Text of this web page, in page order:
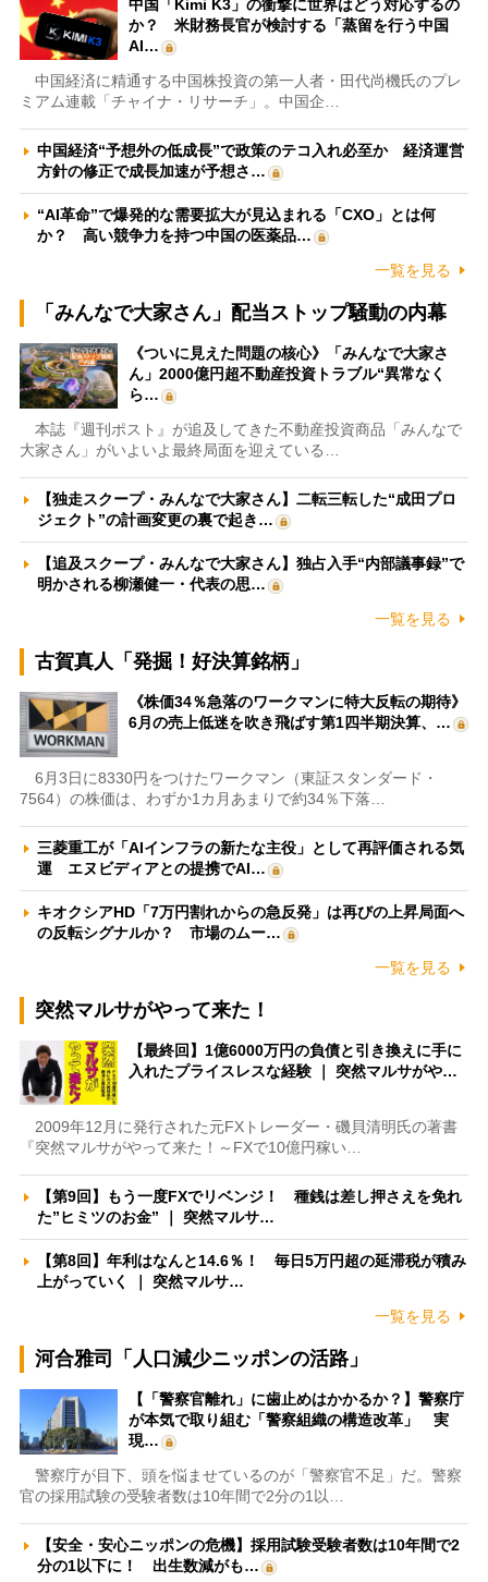
中国「Kimi K3」の衝撃に世界はどう対応するの
か？ 米財務長官が検討する「蒸留を行う中国
AI…
中国経済に精通する中国株投資の第一人者・田代尚機氏のプレ
ミアム連載「チャイナ・リサーチ」。中国企…
中国経済“予想外の低成長”で政策のテコ入れ必至か 経済運営
方針の修正で成長加速が予想さ…
“AI革命”で爆発的な需要拡大が見込まれる「CXO」とは何
か？ 高い競争力を持つ中国の医薬品…
一覧を見る
「みんなで大家さん」配当ストップ騒動の内幕
《ついに見えた問題の核心》「みんなで大家さ
ん」2000億円超不動産投資トラブル“異常なく
ら…
本誌『週刊ポスト』が追及してきた不動産投資商品「みんなで
大家さん」がいよいよ最終局面を迎えている…
【独走スクープ・みんなで大家さん】二転三転した“成田プロ
ジェクト”の計画変更の裏で起き…
【追及スクープ・みんなで大家さん】独占入手“内部議事録”で
明かされる柳瀬健一・代表の思…
一覧を見る
古賀真人「発掘！好決算銘柄」
《株価34％急落のワークマンに特大反転の期待》
6月の売上低迷を吹き飛ばす第1四半期決算、…
6月3日に8330円をつけたワークマン（東証スタンダード・
7564）の株価は、わずか1カ月あまりで約34％下落…
三菱重工が「AIインフラの新たな主役」として再評価される気
運 エヌビディアとの提携でAI…
キオクシアHD「7万円割れからの急反発」は再びの上昇局面へ
の反転シグナルか？ 市場のムー…
一覧を見る
突然マルサがやって来た！
【最終回】1億6000万円の負債と引き換えに手に
入れたプライスレスな経験 ｜ 突然マルサがや…
2009年12月に発行された元FXトレーダー・磯貝清明氏の著書
『突然マルサがやって来た！～FXで10億円稼い…
【第9回】もう一度FXでリベンジ！ 種銭は差し押さえを免れ
た”ヒミツのお金” ｜ 突然マルサ…
【第8回】年利はなんと14.6％！ 毎日5万円超の延滞税が積み
上がっていく ｜ 突然マルサ…
一覧を見る
河合雅司「人口減少ニッポンの活路」
【「警察官離れ」に歯止めはかかるか？】警察庁
が本気で取り組む「警察組織の構造改革」 実
現…
警察庁が目下、頭を悩ませているのが「警察官不足」だ。警察
官の採用試験の受験者数は10年間で2分の1以…
【安全・安心ニッポンの危機】採用試験受験者数は10年間で2
分の1以下に！ 出生数減がも…